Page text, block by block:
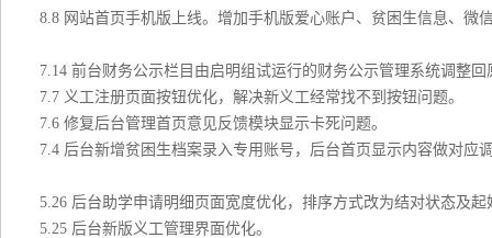
8.8 网站首页手机版上线。增加手机版爱心账户、贫困生信息、微
7.14 前台财务公示栏目由启明组试运行的财务公示管理系统调整回
7.7 义工注册页面按钮优化，解决新义工经常找不到按钮问题。
7.6 修复后台管理首页意见反馈模块显示卡死问题。
7.4 后台新增贫困生档案录入专用账号，后台首页显示内容做对
5.26 后台助学申请明细页面宽度优化，排序方式改为结对状态及起
5.25 后台新版义工管理界面优化。